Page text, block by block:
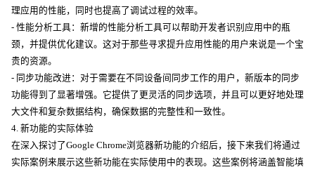
理应用的性能，同时也提高了调试过程的效率。
- 性能分析工具：新增的性能分析工具可以帮助开发者识别应用中的瓶
颈，并提供优化建议。这对于那些寻求提升应用性能的用户来说是一个宝
贵的资源。
- 同步功能改进：对于需要在不同设备间同步工作的用户，新版本的同步
功能得到了显著增强。它提供了更灵活的同步选项，并且可以更好地处理
大文件和复杂数据结构，确保数据的完整性和一致性。
4. 新功能的实际体验
在深入探讨了Google Chrome浏览器新功能的介绍后，接下来我们将通过
实际案例来展示这些新功能在实际使用中的表现。这些案例将涵盖智能填